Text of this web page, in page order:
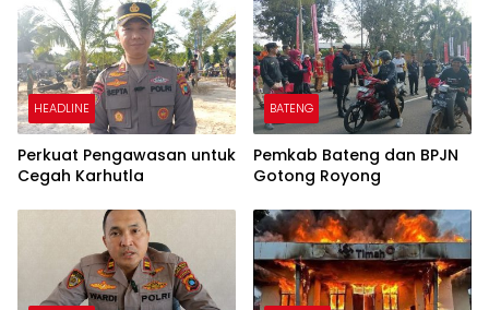
HEADLINE
Perkuat Pengawasan untuk
Cegah Karhutla
BATENG
Pemkab Bateng dan BPJN
Gotong Royong